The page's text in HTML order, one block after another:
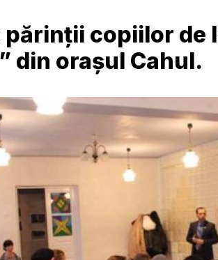
copiilor de
din orașul Cahul.